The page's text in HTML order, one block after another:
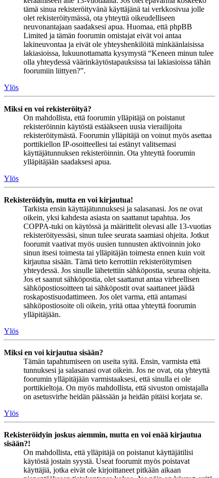
tämä sinua rekisteröityvänä käyttäjänä tai verkkosivua jolle
olet rekisteröitymässä, ota yhteyttä oikeudelliseen
neuvonantajaan saadaksesi apua. Huomaa, että phpBB
Limited ja tämän foorumin omistajat eivät voi antaa
lakineuvontaa ja eivät ole yhteyshenkilöitä minkäänlaisissa
lakiasioissa, lukuunottamatta kysymystä “Keneen minun tulee
olla yhteydessä väärinkäytöstapauksissa tai lakiasioissa tähän
foorumiin liittyen?”.
Ylös
Miksi en voi rekisteröityä?
On mahdollista, että foorumin ylläpitäjä on poistanut
rekisteröinnin käytöstä estääkseen uusia vierailijoita
rekisteröitymästä. Foorumin ylläpitäjä on voinut myös asettaa
porttikiellon IP-osoitteellesi tai estänyt valitsemasi
käyttäjätunnuksen rekisteröinnin. Ota yhteyttä foorumin
ylläpitäjään saadaksesi apua.
Ylös
Rekisteröidyin, mutta en voi kirjautua!
Tarkista ensin käyttäjätunnuksesi ja salasanasi. Jos ne ovat
oikein, yksi kahdesta asiasta on saattanut tapahtua. Jos
COPPA-tuki on käytössä ja määrittelit olevasi alle 13-vuotias
rekisteröityessäsi, sinun tulee seurata saamiasi ohjeita. Jotkut
foorumit vaativat myös uusien tunnusten aktivoinnin joko
sinun itsesi toimesta tai ylläpitäjän toimesta ennen kuin voit
kirjautua sisään. Tämä tieto kerrottiin rekisteröitymisen
yhteydessä. Jos sinulle lähetettiin sähköpostia, seuraa ohjeita.
Jos et saanut sähköpostia, olet saattanut antaa virheellisen
sähköpostiosoitteen tai sähköpostit ovat saattaneet jäädä
roskapostisuodattimeen. Jos olet varma, että antamasi
sähköpostiosoite oli oikein, yritä ottaa yhteyttä foorumin
ylläpitäjään.
Ylös
Miksi en voi kirjautua sisään?
Tämän tapahtumiseen on useita syitä. Ensin, varmista että
tunnuksesi ja salasanasi ovat oikein. Jos ne ovat, ota yhteyttä
foorumin ylläpitäjään varmistaaksesi, että sinulla ei ole
porttikieltoja. On myös mahdollista, että sivuston omistajalla
on asetusvirhe heidän päässään ja heidän pitäisi korjata se.
Ylös
Rekisteröidyin joskus aiemmin, mutta en voi enää kirjautua
sisään?!
On mahdollista, että ylläpitäjä on poistanut käyttäjätilisi
käytöstä jostain syystä. Useat foorumit myös poistavat
käyttäjiä, jotka eivät ole kirjoittaneet pitkään aikaan